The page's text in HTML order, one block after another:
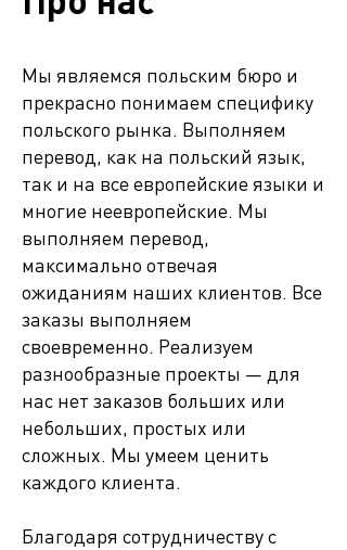
Мы являемся польским бюро и
прекрасно понимаем специфику
польского рынка. Выполняем
перевод, как на польский язык,
так и на все европейские языки и
многие неевропейские. Мы
выполняем перевод,
максимально отвечая
ожиданиям наших клиентов. Все
заказы выполняем
своевременно. Реализуем
разнообразные проекты — для
нас нет заказов больших или
небольших, простых или
сложных. Мы умеем ценить
каждого клиента.
Благодаря сотрудничеству с